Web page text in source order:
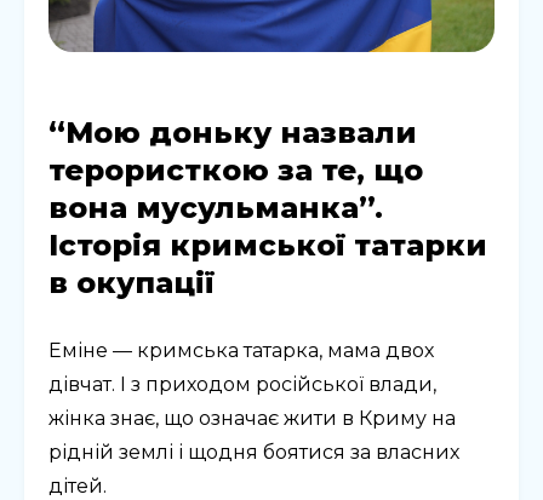
“Мою доньку назвали
терористкою за те, що
вона мусульманка”.
Історія кримської татарки
в окупації
Еміне — кримська татарка, мама двох
дівчат. І з приходом російської влади,
жінка знає, що означає жити в Криму на
рідній землі і щодня боятися за власних
дітей.